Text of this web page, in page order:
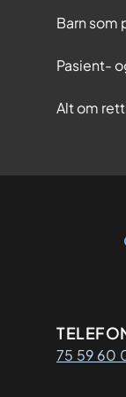
Barn som
Pasient-
Alt om
75 59 60